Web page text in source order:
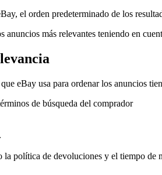
el orden predeterminado de los
más relevantes teniendo en
eBay usa para ordenar los anuncios
de búsqueda del comprador
política de devoluciones y el tiempo de